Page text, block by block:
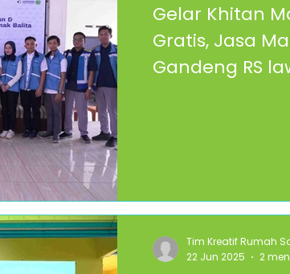
Gelar Khitan
Gratis, Jasa
Gandeng RS
Tim Kreatif Rumah
22 Jun 2025
2